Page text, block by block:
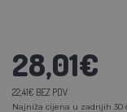
28,01€
22,41€ BEZ PDV
Najniža cijena u zadnjih 30